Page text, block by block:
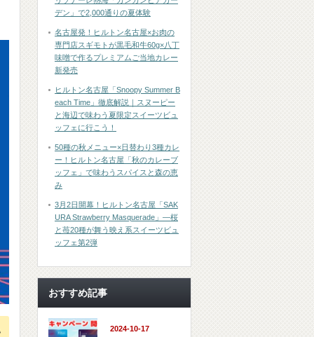
デン」で2,000通りの夏体験
名古屋発！ヒルトン名古屋×お肉の
専門店スギモトが黒毛和牛60g×八丁
味噌で作るプレミアムご当地カレー
新発売
ヒルトン名古屋「Snoopy Summer B
each Time」徹底解説｜スヌーピー
と海辺で味わう夏限定スイーツビュ
ッフェに行こう！
50種の秋メニュー×日替わり3種カレ
ー！ヒルトン名古屋「秋のカレーブ
ッフェ」で味わうスパイスと森の恵
み
3月2日開幕！ヒルトン名古屋「SAK
URA Strawberry Masquerade」―桜
と苺20種が舞う映え系スイーツビュ
ッフェ第2弾
おすすめ記事
2024-10-17